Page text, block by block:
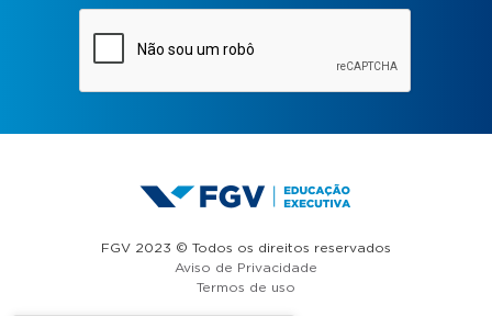
FGV 2023 © Todos os direitos reservados
Aviso de Privacidade
Termos de uso